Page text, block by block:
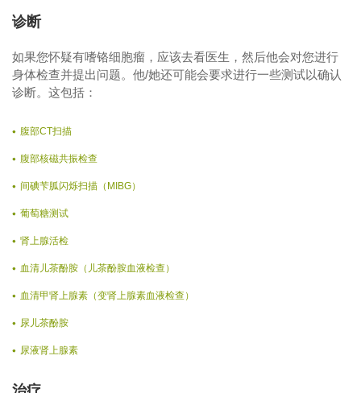
诊断
如果您怀疑有嗜铬细胞瘤，应该去看医生，然后他会对您进行
身体检查并提出问题。他/她还可能会要求进行一些测试以确认
诊断。这包括：
腹部CT扫描
腹部核磁共振检查
间碘苄胍闪烁扫描（MIBG）
葡萄糖测试
肾上腺活检
血清儿茶酚胺（儿茶酚胺血液检查）
血清甲肾上腺素（变肾上腺素血液检查）
尿儿茶酚胺
尿液肾上腺素